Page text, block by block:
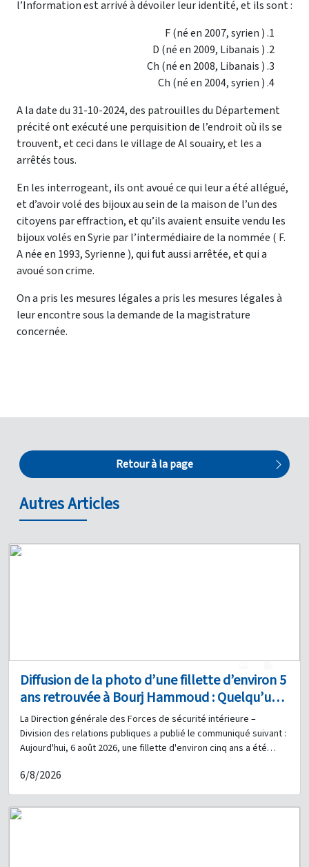
l’Information est arrivé à dévoiler leur identité, et ils sont :
F (né en 2007, syrien )
D (né en 2009, Libanais )
Ch (né en 2008, Libanais )
Ch (né en 2004, syrien )
A la date du 31-10-2024, des patrouilles du Département
précité ont exécuté une perquisition de l’endroit où ils se
trouvent, et ceci dans le village de Al souairy, et les a
arrêtés tous.
En les interrogeant, ils ont avoué ce qui leur a été allégué,
et d’avoir volé des bijoux au sein de la maison de l’un des
citoyens par effraction, et qu’ils avaient ensuite vendu les
bijoux volés en Syrie par l’intermédiaire de la nommée ( F.
A née en 1993, Syrienne ), qui fut aussi arrêtée, et qui a
avoué son crime.
On a pris les mesures légales a pris les mesures légales à
leur encontre sous la demande de la magistrature
concernée.
Autres Articles
Retour à la page
Diffusion de la photo d’une fillette d’environ 5
ans retrouvée à Bourj Hammoud : Quelqu’un
a-t-il des informations à son sujet ?
La Direction générale des Forces de sécurité intérieure –
Division des relations publiques a publié le communiqué suivant :
Aujourd'hui, 6 août 2026, une fillette d'environ cinq ans a été
bâtiment de l'association Basma & Zeitouna. Selon ses
déclarations, elle s'appelle Amal, son père se nomme Omar
Mohammad Hassan, de nationalité syrienne, sa mère s'appelle
Selina, et sa famille réside dans le secteur de la Route de
6/8/2026